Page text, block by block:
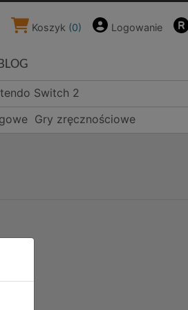
Koszyk (0) Logowanie
Switch 2
Gry zręcznościowe